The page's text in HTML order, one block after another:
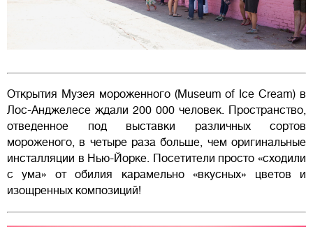
Открытия Музея мороженного (Museum of Ice Cream) в
Лос-Анджелесе ждали 200 000 человек. Пространство,
отведенное под выставки различных сортов
мороженого, в четыре раза больше, чем оригинальные
инсталляции в Нью-Йорке. Посетители просто «сходили
с ума» от обилия карамельно «вкусных» цветов и
изощренных композиций!